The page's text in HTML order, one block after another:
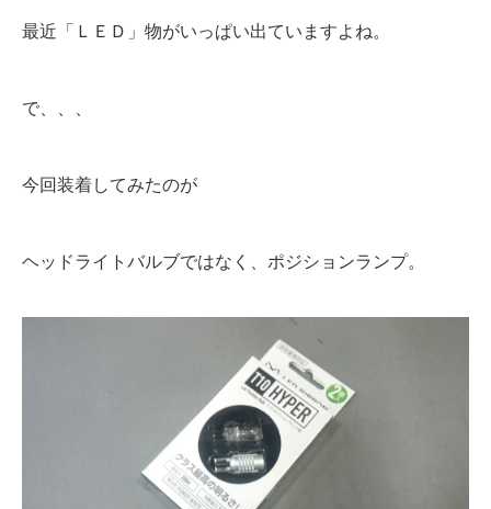
最近「ＬＥＤ」物がいっぱい出ていますよね。
で、、、
今回装着してみたのが
ヘッドライトバルブではなく、ポジションランプ。